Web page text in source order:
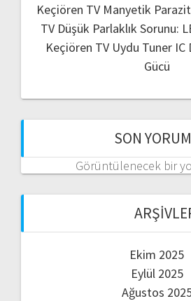
Keçiören TV Manyetik
TV Düşük Parlaklık Sorunu:
Keçiören TV Uydu Tuner IC
Gücü
SON
Görüntülenecek bir
Ekim 2025
Eylül 2025
Ağustos